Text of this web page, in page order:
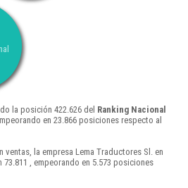
la posición 422.626 del Ranking Nacional
en 23.866 posiciones respecto al
ventas, la empresa Lema Traductores Sl. en
, empeorando en 5.573 posiciones